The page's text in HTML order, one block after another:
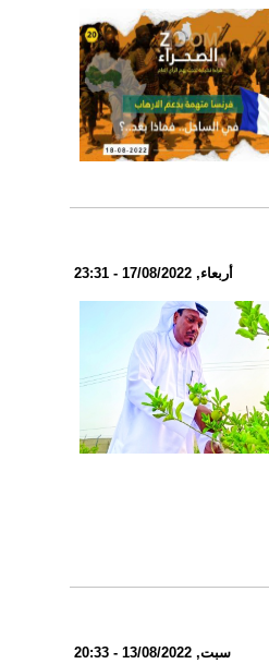
أربعاء, 17/08/2022 - 23:31
سبت, 13/08/2022 - 20:33